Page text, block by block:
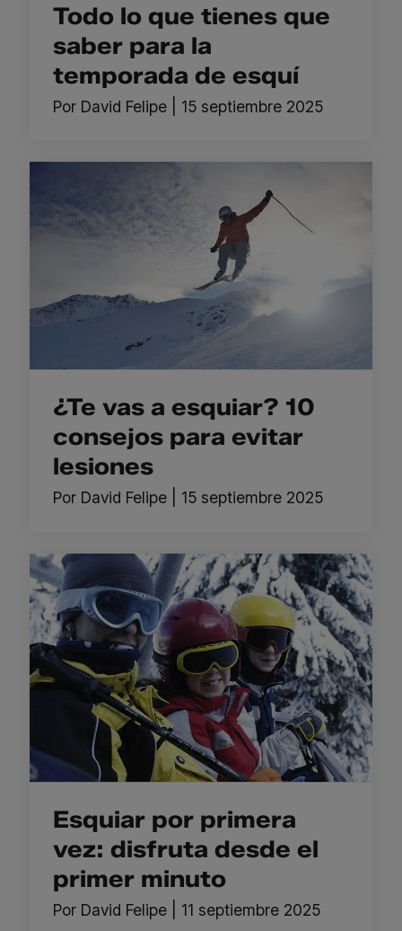
Todo lo que tienes que
saber para la
temporada de esquí
Por David Felipe 15 septiembre 2025
¿Te vas a esquiar? 10
consejos para evitar
lesiones
Por David Felipe 15 septiembre 2025
Esquiar por primera
vez: disfruta desde el
primer minuto
Por David Felipe 11 septiembre 2025